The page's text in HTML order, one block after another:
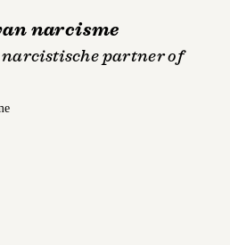
narcisme
narcistische partner of